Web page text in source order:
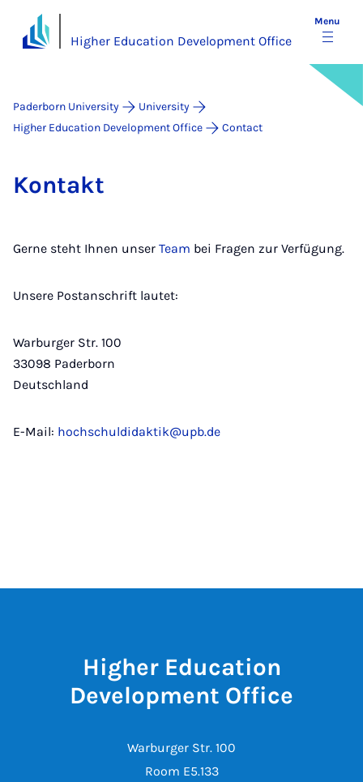
Higher Education Development Office
Menu
Paderborn University
University
Higher Education Development Office
Contact
Kon­takt
Gerne steht Ihnen unser Team bei Fragen zur Verfügung.
Unsere Postanschrift lautet:
Warburger Str. 100
33098 Paderborn
Deutschland
E-Mail: hochschuldidaktik@upb.de
Higher Education
Development Office
Warburger Str. 100
Room E5.133